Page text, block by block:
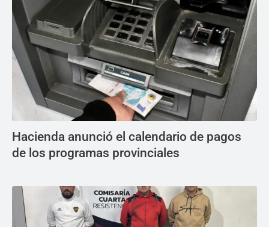
Hacienda anunció el calendario de pagos
de los programas provinciales